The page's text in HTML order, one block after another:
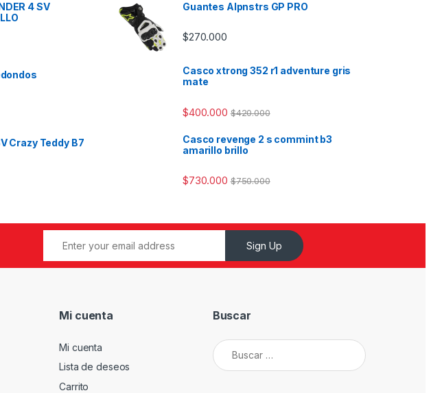
4 SV
Crazy Teddy B7
Guantes Alpnstrs GP PRO
$270.000
Casco xtrong 352 r1 adventure gris
mate
$400.000 $420.000
Casco revenge 2 s commint b3
amarillo brillo
$730.000 $750.000
Sign Up
Mi cuenta
Mi cuenta
Lista de deseos
Carrito
Buscar
Buscar: